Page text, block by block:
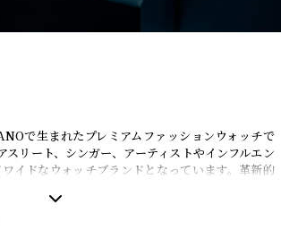
で生まれたプレミアムファッションウォッチで
スリート、シンガー、アーティストやインフルエン
イドなウォッチブランドとなっています。革新的
ける全ての人々にとってのマストアイテムとなる
ファッションを再定義する若いイタリアンブラン